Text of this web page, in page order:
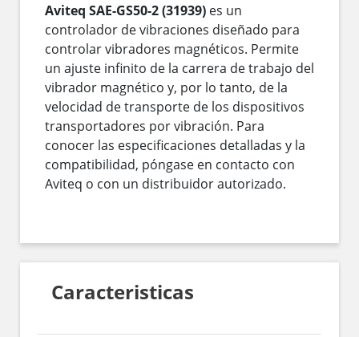
Aviteq SAE-GS50-2 (31939) es un
controlador de vibraciones diseñado para
controlar vibradores magnéticos. Permite
un ajuste infinito de la carrera de trabajo del
vibrador magnético y, por lo tanto, de la
velocidad de transporte de los dispositivos
transportadores por vibración. Para
conocer las especificaciones detalladas y la
compatibilidad, póngase en contacto con
Aviteq o con un distribuidor autorizado.
Caracteristicas